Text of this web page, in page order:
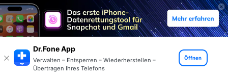
Dr.Fone App
Verwalten – Entsperren – Wiederherstellen –
Übertragen Ihres Telefons
Öffnen